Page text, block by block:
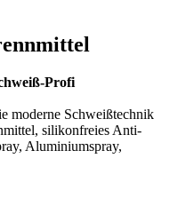
Profi
moderne Schweißtechnik
silikonfreies Anti-
Aluminiumspray,